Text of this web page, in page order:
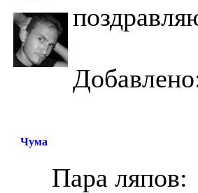
Чума
Пара ляпов: